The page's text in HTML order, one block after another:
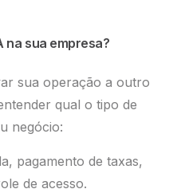
na sua empresa?
sua operação a outro
qual o tipo de
negócio:
pagamento de taxas,
de acesso.